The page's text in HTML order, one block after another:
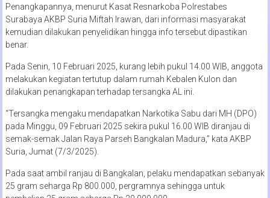
Penangkapannya, menurut Kasat Resnarkoba Polrestabes
Surabaya AKBP Suria Miftah Irawan, dari informasi masyarakat
kemudian dilakukan penyelidikan hingga info tersebut dipastikan
benar.
Pada Senin, 10 Februari 2025, kurang lebih pukul 14.00 WIB, anggota
melakukan kegiatan tertutup dalam rumah Kebalen Kulon dan
dilakukan penangkapan terhadap tersangka AL ini.
“Tersangka mengaku mendapatkan Narkotika Sabu dari MH (DPO)
pada Minggu, 09 Februari 2025 sekira pukul 16.00 WIB diranjau di
semak-semak Jalan Raya Parseh Bangkalan Madura,” kata AKBP
Suria, Jumat (7/3/2025).
Pada saat ambil ranjau di Bangkalan, pelaku mendapatkan sebanyak
25 gram seharga Rp 800.000, pergramnya sehingga untuk